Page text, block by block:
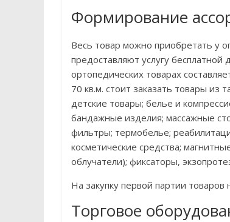
Формирование
Весь товар можно приобретать у
предоставляют услугу
ортопедических товарах
70 кв.м. стоит заказать товары из
детские товары; белье и
бандажные изделия; массажные
фильтры; термобелье;
косметические средства;
облучатели); фиксаторы,
На закупку первой партии
Торговое